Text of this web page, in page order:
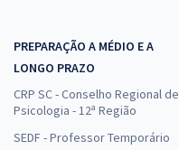
PREPARAÇÃO A MÉDIO E A
LONGO PRAZO
CRP SC - Conselho Regional de
Psicologia - 12ª Região
SEDF - Professor Temporário